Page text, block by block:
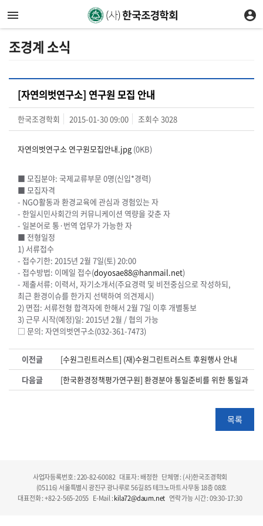
조경계 소식
[자연의벗연구소] 연구원 모집 안내
한국조경학회 2015-01-30 09:00 조회수 3028
자연의벗연구소 연구원모집안내.jpg (0KB)
■ 모집분야: 국제교류부문 0명(신입*경력)
■ 모집자격
- NGO활동과 환경교육에 관심과 경험있는 자
- 한일시민사회간의 커뮤니케이션 역량을 갖춘 자
- 일본어로 통·번역 업무가 가능한 자
■ 전형일정
1) 서류접수
- 접수기한: 2015년 2월 7일(토) 20:00
- 접수방법: 이메일 접수(doyosae88@hanmail.net)
- 제출서류: 이력서, 자기소개서(주요경력 및 비전중심으로 작성하되,
최근 환경이슈를 한가지 선택하여 의견제시)
2) 면접: 서류전형 합격자에 한해서 2월 7일 이후 개별통보
3) 근무 시작(예정)일: 2015년 2월 / 협의 가능
□ 문의: 자연의벗연구소(032-361-7473)
이전글
[수원그린트러스트] (재)수원그린트러스트 후원행사 안내
다음글
[한국환경정책평가연구원] 환경분야 통일준비를 위한 통일과 환
목록
사업자등록번호 : 220-82-60082 대표자 : 배정한 단체명 : (사)한국조경학회
(05116) 서울특별시 광진구 광나루로 56길 85 테크노마트 사무동 18층 08호
대표전화 : +82-2-565-2055 E-Mail :kila72@daum.net 연락 가능 시간 : 09:30-17:30